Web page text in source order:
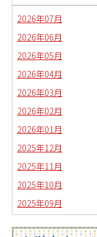
2026年07月
2026年06月
2026年05月
2026年04月
2026年03月
2026年02月
2026年01月
2025年12月
2025年11月
2025年10月
2025年09月